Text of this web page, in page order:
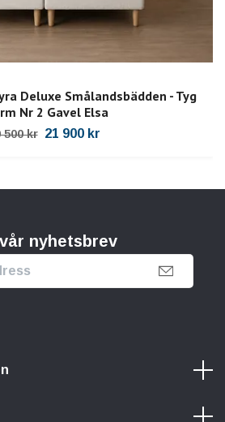
Deluxe Smålandsbädden - Tyg
Nr 2 Gavel Elsa
500 kr 21 900 kr
nyhetsbrev